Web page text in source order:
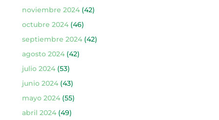
noviembre 2024(42)
octubre 2024(46)
septiembre 2024(42)
agosto 2024(42)
julio 2024(53)
junio 2024(43)
mayo 2024(55)
abril 2024(49)